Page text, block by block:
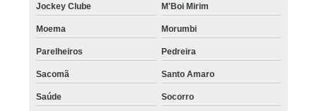
Jockey Clube M'Boi Mirim
Moema Morumbi
Parelheiros Pedreira
Sacomã Santo Amaro
Saúde Socorro